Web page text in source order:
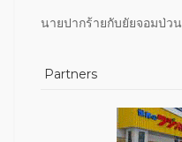
นายปากร้ายกับยัยจอมป่วน
Partners